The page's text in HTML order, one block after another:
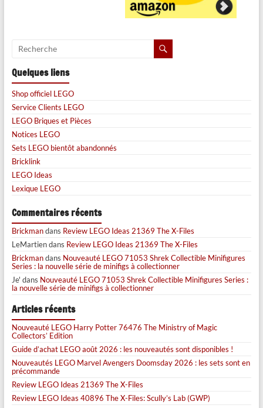
Quelques liens
Shop officiel LEGO
Service Clients LEGO
LEGO Briques et Pièces
Notices LEGO
Sets LEGO bientôt abandonnés
Bricklink
LEGO Ideas
Lexique LEGO
Commentaires récents
Brickmandans Review LEGO Ideas 21369 The X-Files
LeMartiendans Review LEGO Ideas 21369 The X-Files
Brickmandans Nouveauté LEGO 71053 Shrek Collectible Minifigures
Series : la nouvelle série de minifigs à collectionner
Je' dans Nouveauté LEGO 71053 Shrek Collectible Minifigures Series :
la nouvelle série de minifigs à collectionner
Articles récents
Nouveauté LEGO Harry Potter 76476 The Ministry of Magic
Collectors’ Edition
Guide d’achat LEGO août 2026 : les nouveautés sont disponibles !
Nouveautés LEGO Marvel Avengers Doomsday 2026 : les sets sont en
précommande
Review LEGO Ideas 21369 The X-Files
Review LEGO Ideas 40896 The X-Files: Scully’s Lab (GWP)